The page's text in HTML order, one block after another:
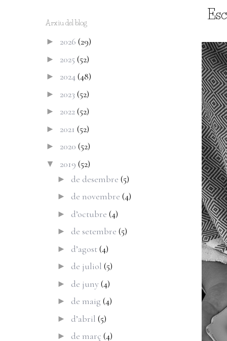
Arxiu del blog
► 2026 (29)
► 2025 (52)
► 2024(48)
► 2023 (52)
► 2022(52)
► 2021 (52)
► 2020 (52)
▼ 2019 (52)
► de desembre (5)
► de novembre (4)
► d’octubre (4)
► de setembre (5)
► d’agost(4)
► de juliol (5)
► de juny(4)
► de maig (4)
► d’abril (5)
► de març (4)